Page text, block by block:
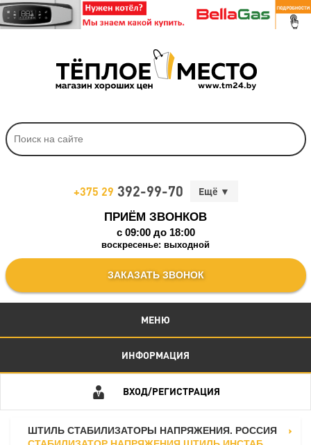
+375 29 392-99-70
ПРИЁМ ЗВОНКОВ
c 09:00 до 18:00
воскресенье: выходной
ЗАКАЗАТЬ ЗВОНОК
МЕНЮ
ИНФОРМАЦИЯ
ВХОД/РЕГИСТРАЦИЯ
ШТИЛЬ СТАБИЛИЗАТОРЫ НАПРЯЖЕНИЯ. РОССИЯ